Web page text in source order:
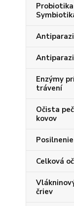
Enzýmy
trávení
Očista
kovov
Celková
čriev